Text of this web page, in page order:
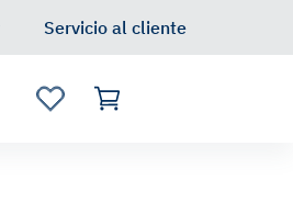
Servicio al cliente